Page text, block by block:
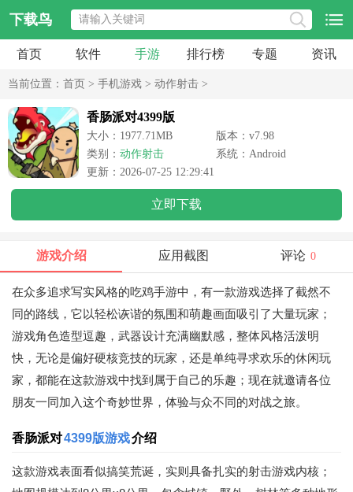
下载鸟
首页 软件 手游 排行榜 专题 资讯
当前位置： 首页 > 手机游戏 > 动作射击 >
香肠派对4399版
大小：1977.71MB
版本：v7.98
类别： 动作射击
系统：Android
更新：2026-07-25 12:29:41
立即下载
游戏介绍 应用截图 评论 0
在众多追求写实风格的吃鸡手游中，有一款游戏选择了截然不
同的路线，它以轻松诙谐的氛围和萌趣画面吸引了大量玩家；
游戏角色造型逗趣，武器设计充满幽默感，整体风格活泼明
快，无论是偏好硬核竞技的玩家，还是单纯寻求欢乐的休闲玩
家，都能在这款游戏中找到属于自己的乐趣；现在就邀请各位
朋友一同加入这个奇妙世界，体验与众不同的对战之旅。
香肠派对4399版游戏介绍
这款游戏表面看似搞笑荒诞，实则具备扎实的射击游戏内核；